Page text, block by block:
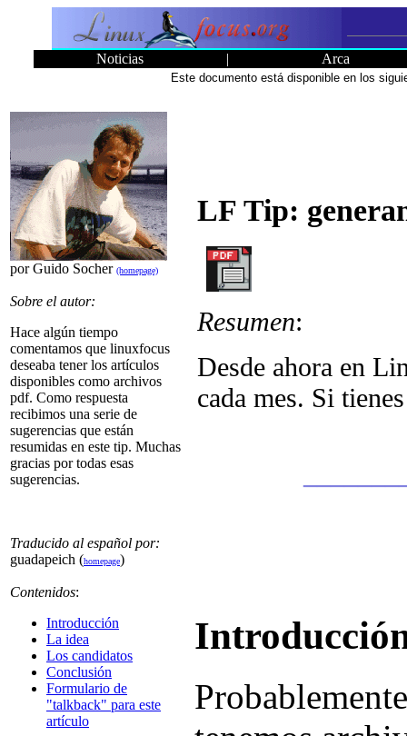
Noticias | Arca
Este documento está disponible en los
por Guido Socher (homepage)
Sobre el autor:
Hace algún tiempo
comentamos que linuxfocus
deseaba tener los artículos
disponibles como archivos
pdf. Como respuesta
recibimos una serie de
sugerencias que están
resumidas en este tip. Muchas
gracias por todas esas
sugerencias.
Traducido al español por:
guadapeich (homepage)
Contenidos:
Introducción
La idea
Los candidatos
Conclusión
Formulario de
"talkback" para este
artículo
LF Tip:
Resumen:
Desde ahora en
cada mes. Si